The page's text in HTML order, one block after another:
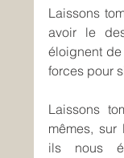
Laissons
avoir le
éloignent de
forces pour
Laissons
mêmes, sur
ils nous